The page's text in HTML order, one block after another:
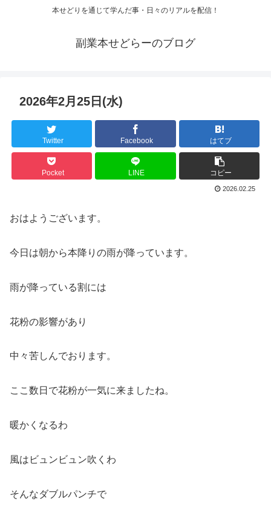
本せどりを通じて学んだ事・日々のリアルを配信！
副業本せどらーのブログ
2026年2月25日(水)
Twitter Facebook はてブ
Pocket LINE コピー
2026.02.25
おはようございます。
今日は朝から本降りの雨が降っています。
雨が降っている割には
花粉の影響があり
中々苦しんでおります。
ここ数日で花粉が一気に来ましたね。
暖かくなるわ
風はビュンビュン吹くわ
そんなダブルパンチで